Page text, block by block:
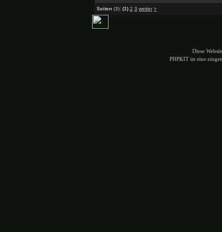
Seiten (3): (1) 2 3 weiter >
Diese
PHPKIT ist eine